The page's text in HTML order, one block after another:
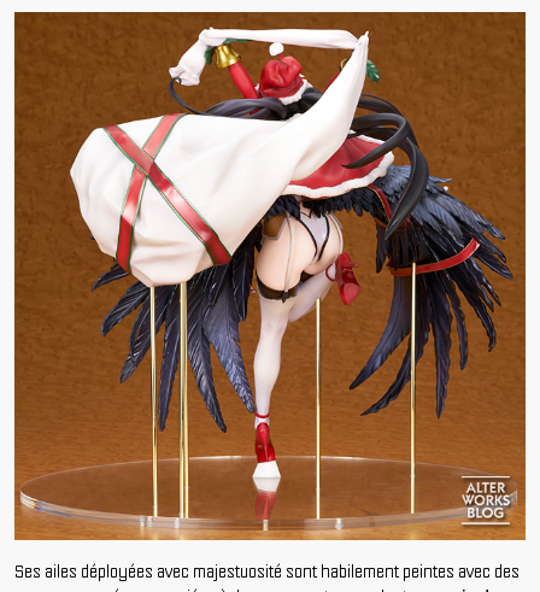
Ses ailes déployées avec majestuosité sont habilement peintes avec des